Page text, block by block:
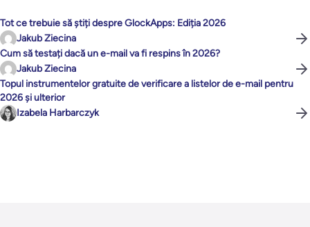
Tot ce trebuie să știți despre GlockApps: Ediția 2026
Jakub Ziecina
Cum să testați dacă un e-mail va fi respins în 2026?
Jakub Ziecina
Topul instrumentelor gratuite de verificare a listelor de e-mail pentru
2026 și ulterior
Izabela Harbarczyk